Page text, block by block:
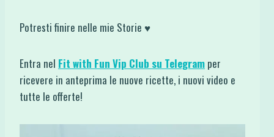
Potresti finire nelle mie Storie ♥
Entra nel Fit with Fun Vip Club su Telegram per
ricevere in anteprima le nuove ricette, i nuovi video e
tutte le offerte!